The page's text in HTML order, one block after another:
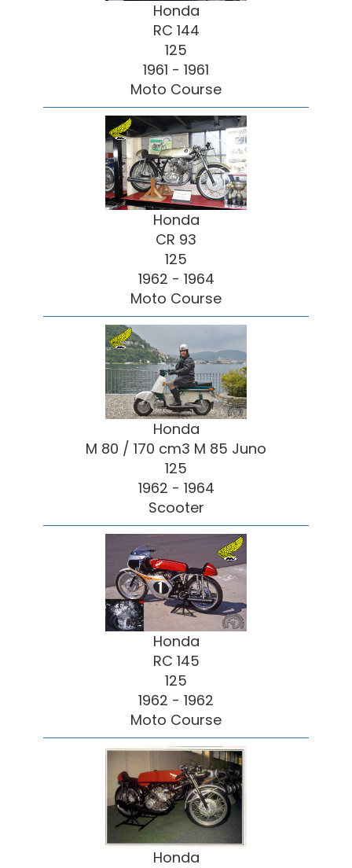
Honda
RC 144
125
1961 - 1961
Moto Course
Honda
CR 93
125
1962 - 1964
Moto Course
Honda
M 80 / 170 cm3 M 85 Juno
125
1962 - 1964
Scooter
Honda
RC 145
125
1962 - 1962
Moto Course
Honda